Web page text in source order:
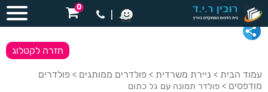
0
עמוד הבית > ניירת משרדית > פולדרים ממותגים > פולדרים
מודפסים > פולדר תמונה עם גל כתום
חזרה לקטלוג